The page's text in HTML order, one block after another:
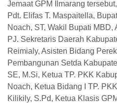
Jemaat GPM Ilmarang
Pdt. Elifas T. Maspaitella,
Noach, ST, Wakil Bupati MBD,
PJ. Sekretaris Daerah
Reimialy, Asisten Bidang
Pembangunan Setda
SE, M.Si, Ketua TP. PKK
Noach, Ketua Bidang I TP.
Kilikily, S.Pd, Ketua Klasis